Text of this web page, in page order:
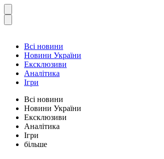
Всі новини
Новини України
Ексклюзиви
Аналітика
Ігри
Всі новини
Новини України
Ексклюзиви
Аналітика
Ігри
більше